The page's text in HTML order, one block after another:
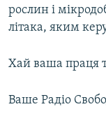
рослин і
літака, яким
Хай ваша праця
Ваше Радіо